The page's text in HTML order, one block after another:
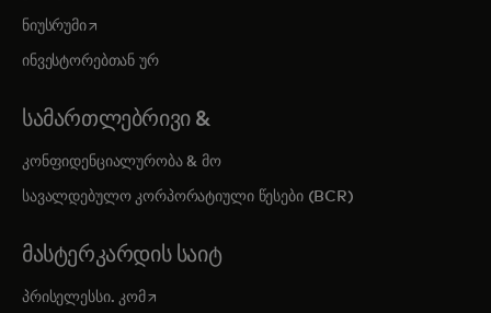
ნიუსრუმიopens in a new tab
ინვესტორებთან ურ
ᲡᲐᲛᲐᲠᲗᲚᲔᲑᲠᲘᲕᲘ &
კონფიდენციალურობა & მო
სავალდებულო კორპორატიული წესები (BCR)
ᲛᲐᲡᲢᲔᲠᲙᲐᲠᲓᲘᲡ ᲡᲐᲘᲢ
პრისელესსი. კომopens in a new tab